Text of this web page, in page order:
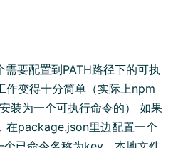
要配置到PATH路径下的可执
作变得十分简单（实际上npm
装为一个可执行命令的） 如果
在package.json里边配置一个